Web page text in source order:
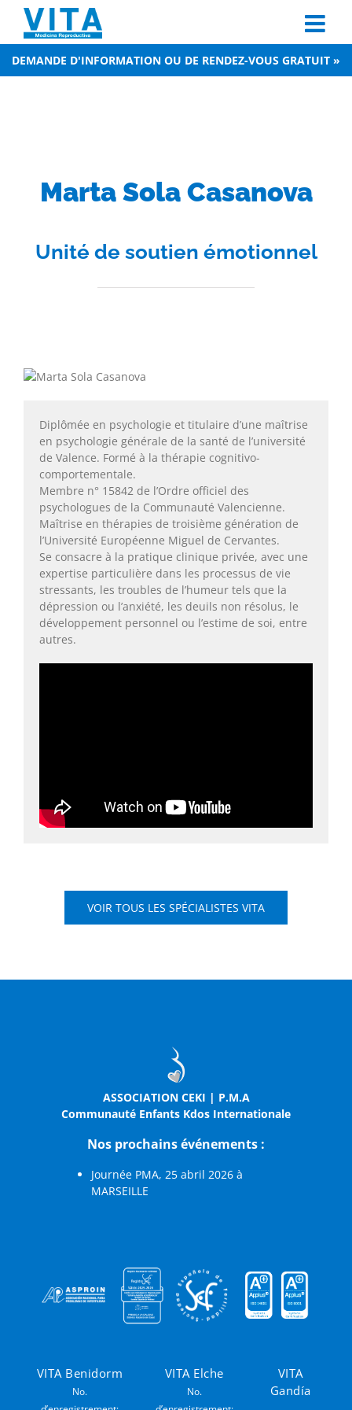
content
DEMANDE D'INFORMATION OU DE RENDEZ-VOUS GRATUIT »
Marta Sola Casanova
Unité de soutien émotionnel
Diplômée en psychologie et titulaire d’une maîtrise
en psychologie générale de la santé de l’université
de Valence. Formé à la thérapie cognitivo-
comportementale.
Membre n° 15842 de l’Ordre officiel des
psychologues de la Communauté Valencienne.
Maîtrise en thérapies de troisième génération de
l’Université Européenne Miguel de Cervantes.
Se consacre à la pratique clinique privée, avec une
expertise particulière dans les processus de vie
stressants, les troubles de l’humeur tels que la
dépression ou l’anxiété, les deuils non résolus, le
développement personnel ou l’estime de soi, entre
autres.
VOIR TOUS LES SPÉCIALISTES VITA
ASSOCIATION CEKI | P.M.A
Communauté Enfants Kdos Internationale
Nos prochains événements :
Journée PMA, 25 abril 2026 à
MARSEILLE
VITA Benidorm
No.
VITA Elche
No.
VITA
Gandía